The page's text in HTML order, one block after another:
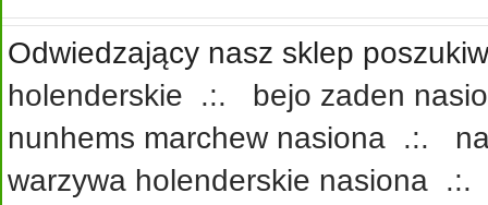
Odwiedzający nasz sklep
holenderskie .:. bejo zaden
nunhems marchew nasiona .:.
warzywa holenderskie nasiona